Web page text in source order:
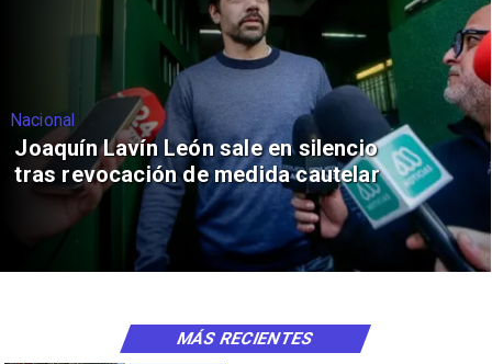
Nacional
Joaquín Lavín León sale en silencio
tras revocación de medida cautelar
MÁS RECIENTES